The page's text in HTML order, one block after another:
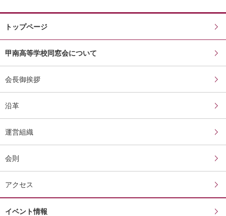
トップページ
甲南高等学校同窓会について
会長御挨拶
沿革
運営組織
会則
アクセス
イベント情報